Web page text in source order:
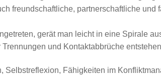
freundschaftliche, partnerschaftliche
gerät man leicht in eine Spirale
und Kontaktabbrüche
Selbstreflexion, Fähigkeiten im